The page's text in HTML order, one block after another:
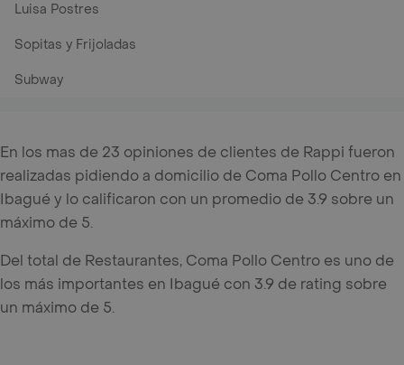
Luisa Postres
Sopitas y Frijoladas
Subway
En los mas de 23 opiniones de clientes de Rappi fueron
realizadas pidiendo a domicilio de Coma Pollo Centro en
Ibagué y lo calificaron con un promedio de 3.9 sobre un
máximo de 5.
Del total de Restaurantes, Coma Pollo Centro es uno de
los más importantes en Ibagué con 3.9 de rating sobre
un máximo de 5.